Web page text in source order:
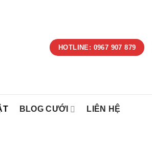
HOTLINE: 0967 907 879
BLOG CƯỚI LIÊN HỆ